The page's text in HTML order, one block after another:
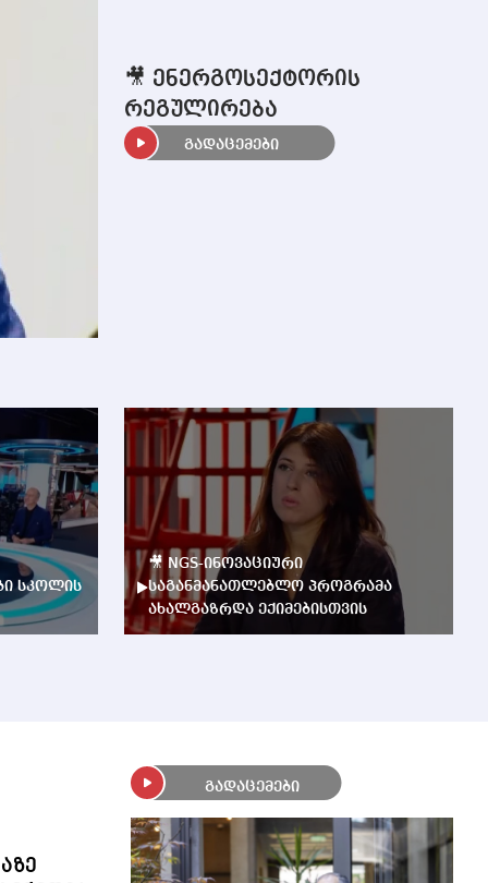
🎥 ენერგოსექტორის
რეგულირება
გადაცემები
სკოლის
🎥 NGS-ინოვაციური
საგანმანათლებლო პროგრამა
ახალგაზრდა ექიმებისთვის
გადაცემები